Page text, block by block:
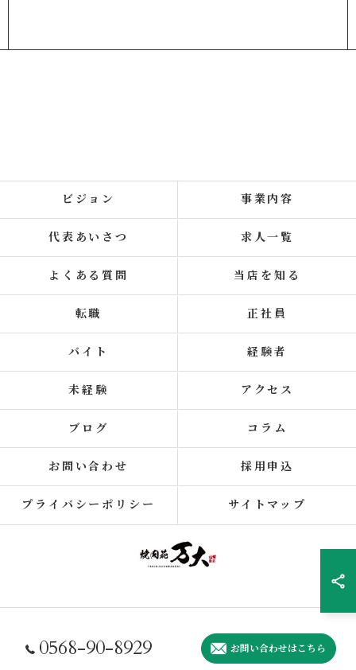
0568-90-8929 お問い合わせはこちら
ビジョン 事業内容
代表あいさつ 求人一覧
よくある質問 当店を知る
転職 正社員
バイト 経験者
未経験 アクセス
ブログ コラム
お問い合わせ 採用申込
プライバシーポリシー サイトマップ
© 2026 愛知県春日井の焼肉の求人なら焼肉苑 万大 ALL RIGHTS RESERVED.